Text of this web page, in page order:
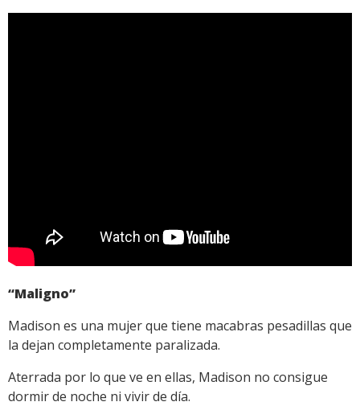
“Maligno”
Madison es una mujer que tiene macabras pesadillas que
la dejan completamente paralizada.
Aterrada por lo que ve en ellas, Madison no consigue
dormir de noche ni vivir de día.